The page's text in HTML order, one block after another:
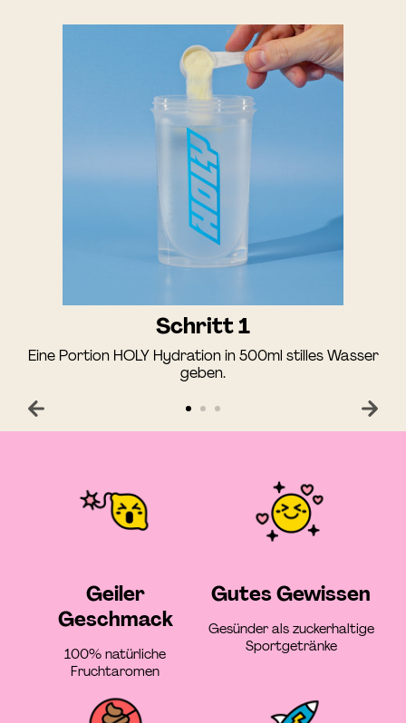
Schritt 1
Eine Portion HOLY Hydration in 500ml stilles Wasser
geben.
Geiler
Geschmack
100% natürliche
Fruchtaromen
Gutes Gewissen
Gesünder als zuckerhaltige
Sportgetränke